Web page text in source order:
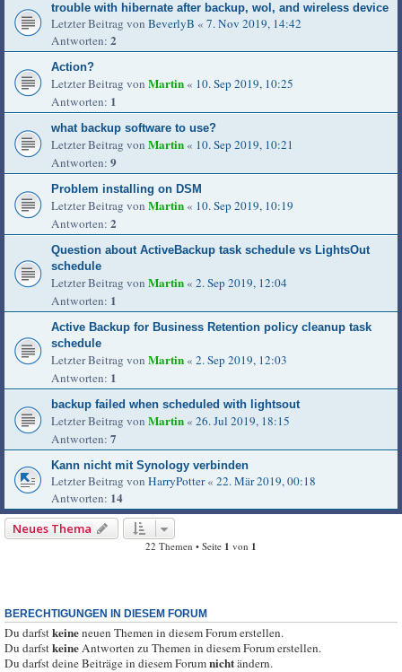
trouble with hibernate after backup, wol, and wireless device
Letzter Beitrag von BeverlyB « 7. Nov 2019, 14:42
Antworten: 2
Action?
Letzter Beitrag von Martin « 10. Sep 2019, 10:25
Antworten: 1
what backup software to use?
Letzter Beitrag von Martin « 10. Sep 2019, 10:21
Antworten: 9
Problem installing on DSM
Letzter Beitrag von Martin « 10. Sep 2019, 10:19
Antworten: 2
Question about ActiveBackup task schedule vs LightsOut
schedule
Letzter Beitrag von Martin « 2. Sep 2019, 12:04
Antworten: 1
Active Backup for Business Retention policy cleanup task
schedule
Letzter Beitrag von Martin « 2. Sep 2019, 12:03
Antworten: 1
backup failed when scheduled with lightsout
Letzter Beitrag von Martin « 26. Jul 2019, 18:15
Antworten: 7
Kann nicht mit Synology verbinden
Letzter Beitrag von HarryPotter« 22. Mär 2019, 00:18
Antworten: 14
Neues Thema
22 Themen • Seite 1 von 1
BERECHTIGUNGEN IN DIESEM FORUM
Du darfstkeineneuen Themen in diesem Forum erstellen.
Du darfstkeineAntworten zu Themen in diesem Forum erstellen.
Du darfst deine Beiträge in diesem Forumnichtändern.